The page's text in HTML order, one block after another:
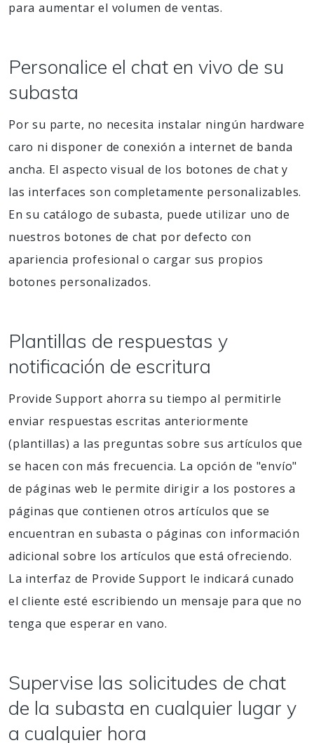
para aumentar el volumen de ventas.
Personalice el chat en vivo de su
subasta
Por su parte, no necesita instalar ningún hardware
caro ni disponer de conexión a internet de banda
ancha. El aspecto visual de los botones de chat y
las interfaces son completamente personalizables.
En su catálogo de subasta, puede utilizar uno de
nuestros botones de chat por defecto con
apariencia profesional o cargar sus propios
botones personalizados.
Plantillas de respuestas y
notificación de escritura
Provide Support ahorra su tiempo al permitirle
enviar respuestas escritas anteriormente
(plantillas) a las preguntas sobre sus artículos que
se hacen con más frecuencia. La opción de "envío"
de páginas web le permite dirigir a los postores a
páginas que contienen otros artículos que se
encuentran en subasta o páginas con información
adicional sobre los artículos que está ofreciendo.
La interfaz de Provide Support le indicará cunado
el cliente esté escribiendo un mensaje para que no
tenga que esperar en vano.
Supervise las solicitudes de chat
de la subasta en cualquier lugar y
a cualquier hora